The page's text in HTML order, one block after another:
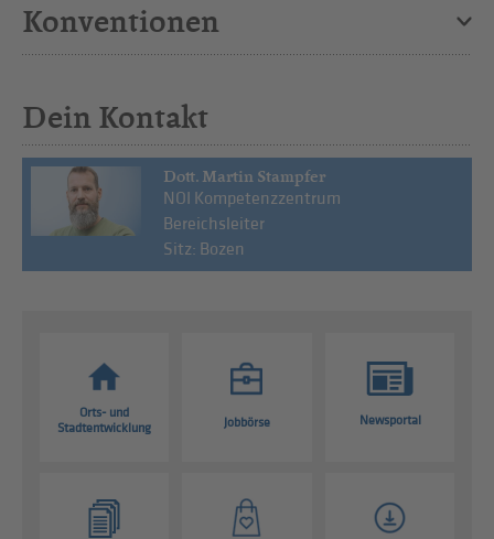
Konventionen
Dein Kontakt
Dott. Martin Stampfer
NOI Kompetenzzentrum
Bereichsleiter
Sitz: Bozen
Orts- und
Stadtentwicklung
Jobbörse Newsportal